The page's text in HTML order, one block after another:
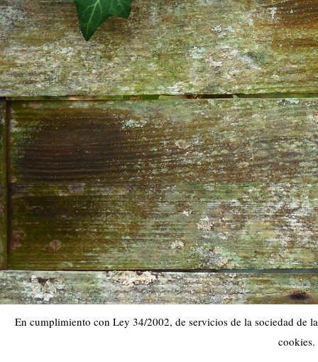
En cumplimiento con Ley 34/2002, de servicios de la sociedad de
cookies.